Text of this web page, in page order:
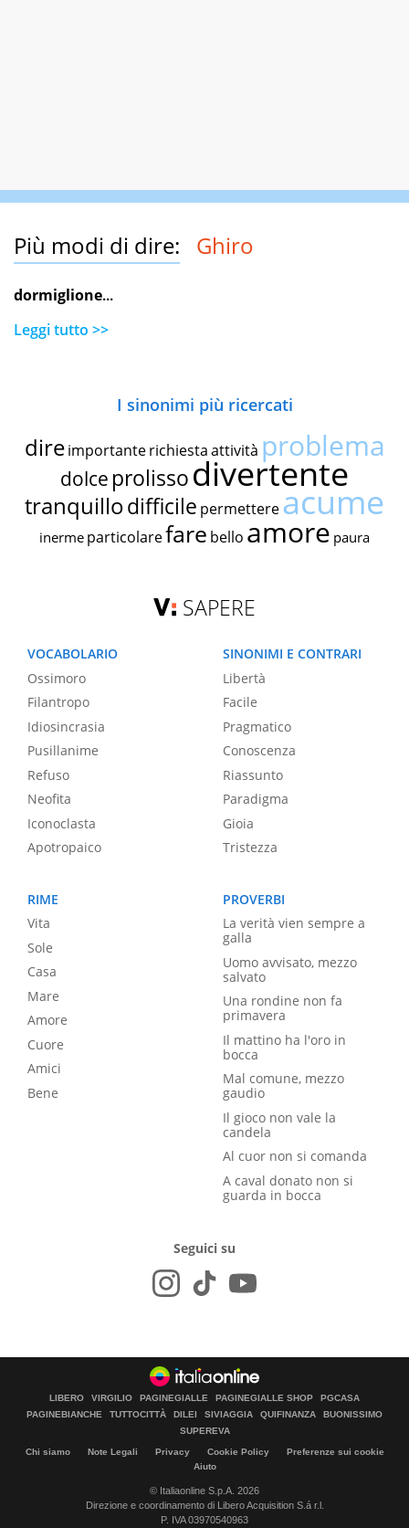
Più modi di dire: Ghiro
dormiglione...
Leggi tutto >>
I sinonimi più ricercati
dire importante richiestaattività problema
dolce prolissodivertente
tranquillodifficile permettereacume
inerme particolarefare bello amore paura
SAPERE
VOCABOLARIO
Ossimoro
Filantropo
Idiosincrasia
Pusillanime
Refuso
Neofita
Iconoclasta
Apotropaico
SINONIMI E CONTRARI
Libertà
Facile
Pragmatico
Conoscenza
Riassunto
Paradigma
Gioia
Tristezza
RIME
Vita
Sole
Casa
Mare
Amore
Cuore
Amici
Bene
PROVERBI
La verità vien sempre a
galla
Uomo avvisato, mezzo
salvato
Una rondine non fa
primavera
Il mattino ha l'oro in
bocca
Mal comune, mezzo
gaudio
Il gioco non vale la
candela
Al cuor non si comanda
A caval donato non si
guarda in bocca
Seguici su
LIBERO VIRGILIO PAGINEGIALLE PAGINEGIALLE SHOP
PGCASA
PAGINEBIANCHE
TUTTOCITTÀ DILEI SIVIAGGIA QUIFINANZA
BUONISSIMO
SUPEREVA
Chi siamo Note Legali Privacy Cookie Policy
Preferenze sui cookie
Aiuto
© Italiaonline S.p.A. 2026
Direzione e coordinamento di Libero Acquisition S.á r.l.
P. IVA 03970540963